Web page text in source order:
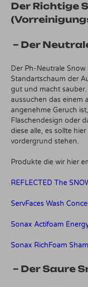
Der Richtige
– Der
Der Ph-Neutrale
Standartschaum der
gut und macht
aussuchen das einem
angenehme Geruch
Flaschendesign oder
diese alle, es sollte
vordergrund stehen.
Produkte die wir hier
REFLECTED The
ServFaces Wash
Sonax Actifoam
Sonax RichFoam
– Der Saure